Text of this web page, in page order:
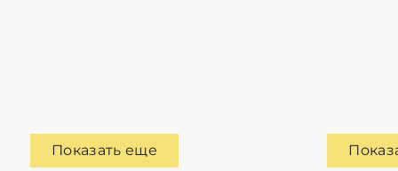
Показать еще